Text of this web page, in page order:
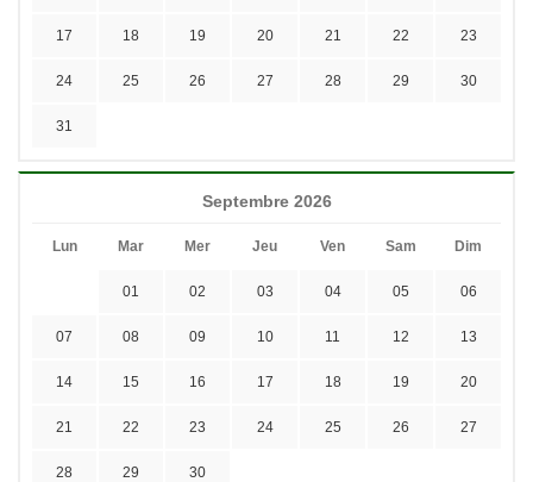
17 18 19 20 21 22 23
24 25 26 27 28 29 30
31
Septembre 2026
Lun Mar Mer Jeu Ven Sam Dim
01 02 03 04 05 06
07 08 09 10 11 12 13
14 15 16 17 18 19 20
21 22 23 24 25 26 27
28 29 30